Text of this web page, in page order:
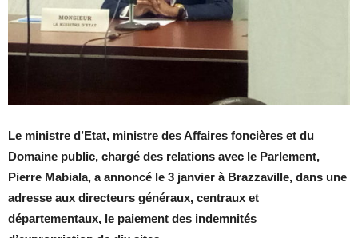
Le ministre d’Etat, ministre des Affaires foncières et du
Domaine public, chargé des relations avec le Parlement,
Pierre Mabiala, a annoncé le 3 janvier à Brazzaville, dans une
adresse aux directeurs généraux, centraux et
départementaux, le paiement des indemnités